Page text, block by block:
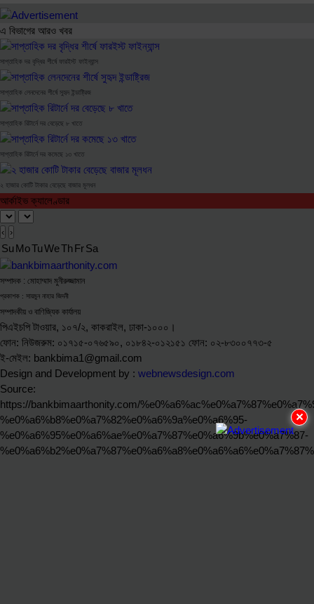
×
এ বিভাগের আরও খবর
সাপ্তাহিক দর বৃদ্ধির শীর্ষে ফারইস্ট ফাইন্যান্স
সাপ্তাহিক লেনদেনের শীর্ষে সুহৃদ ইন্ডাষ্ট্রিজ
সাপ্তাহিক রিটার্নে দর বেড়েছে ৮ খাতে
সাপ্তাহিক রিটার্নে দর কমেছে ১৩ খাতে
২ হাজার কোটি টাকার বেড়েছে বাজার মূলধন
আর্কাইভ ক্যালেণ্ডার
‹ ›
Su MoTuWeThFrSa
সম্পাদক : মোহাম্মাদ মুনীরুজ্জামান
প্রকাশক : সায়মুন নাহার জিদনী
সম্পাদকীয় ও বাণিজ্যিক কার্যালয়
পিএইচপি টাওয়ার, ১০৭/২, কাকরাইল, ঢাকা-১০০০।
ফোন: নিউজরুম: ০১৭১৫-০৭৬৫৯০, ০১৮৪২-০১২১৫১ ফোন: ০২-৮৩০০৭৭৩-৫
ই-মেইল: bankbima1@gmail.com
Design and Development by : webnewsdesign.com
Source:
https://bankbimaarthonity.com/
%e0%a6%b8%e0%a7%82%e0%a6%9a%e0%a6%95-
%e0%a6%95%e0%a6%ae%e0%a7%87%e0%a6%9b%e0%a7%87-